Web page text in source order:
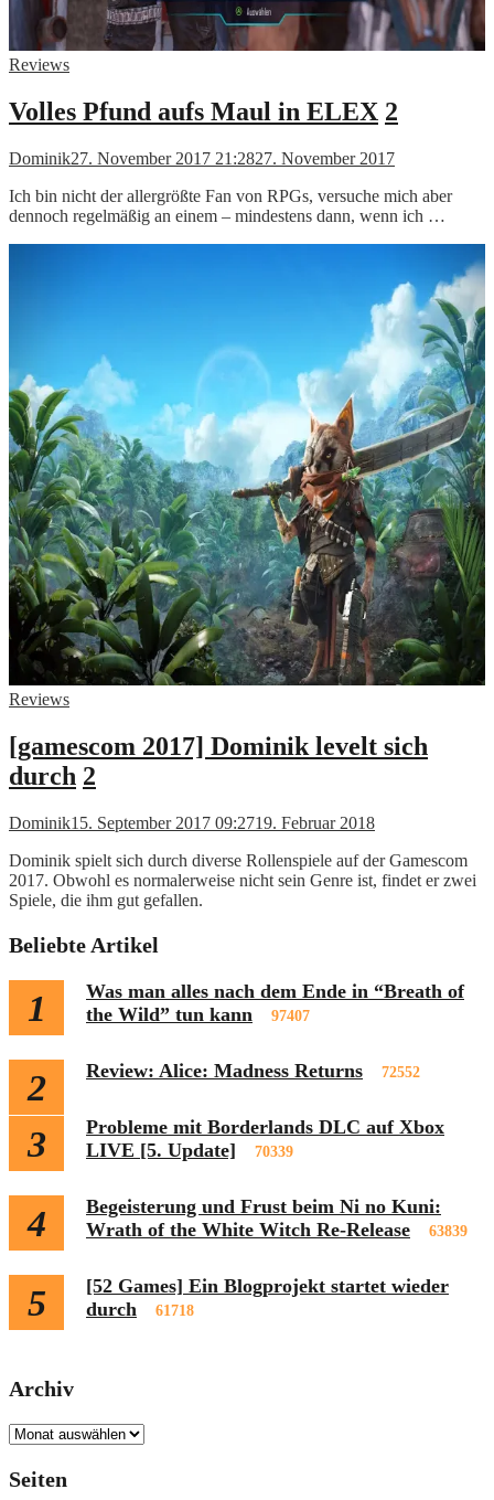
Reviews
Volles Pfund aufs Maul in ELEX 2
Dominik27. November 2017 21:2827. November 2017
Ich bin nicht der allergrößte Fan von RPGs, versuche mich aber
dennoch regelmäßig an einem – mindestens dann, wenn ich …
Reviews
[gamescom 2017] Dominik levelt sich
durch 2
Dominik15. September 2017 09:2719. Februar 2018
Dominik spielt sich durch diverse Rollenspiele auf der Gamescom
2017. Obwohl es normalerweise nicht sein Genre ist, findet er zwei
Spiele, die ihm gut gefallen.
Beliebte Artikel
1
Was man alles nach dem Ende in “Breath of
the Wild” tun kann
97407
2 Review: Alice: Madness Returns 72552
3
Probleme mit Borderlands DLC auf Xbox
LIVE [5. Update]
70339
4
Begeisterung und Frust beim Ni no Kuni:
Wrath of the White Witch Re-Release
63839
5
[52 Games] Ein Blogprojekt startet wieder
durch
61718
Archiv
Archiv
Seiten